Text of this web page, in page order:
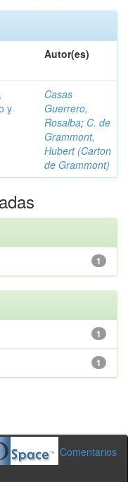
Autor(es)
y
Casas
Guerrero,
Rosalba; C. de
Grammont,
Hubert (Carton
de Grammont)
1
1
1
Comentarios